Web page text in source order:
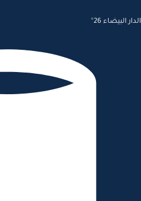
الدار البيضاء 26°